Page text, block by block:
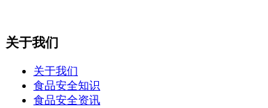
关于我们
关于我们
食品安全知识
食品安全资讯